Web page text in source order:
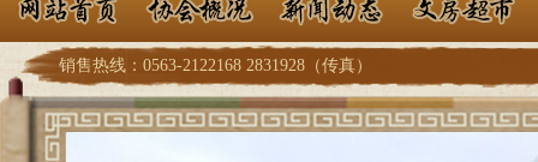
销售热线：0563-2122168 2831928（传真）